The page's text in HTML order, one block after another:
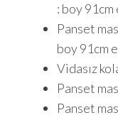
: boy 91cm
Panset
boy 91cm
Vidasız
Panset
Panset